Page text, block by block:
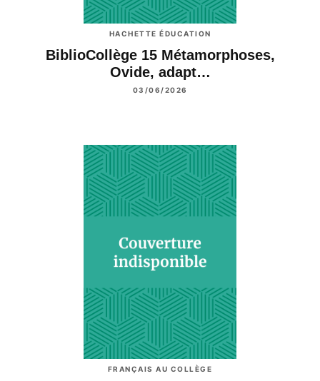
HACHETTE ÉDUCATION
BiblioCollège 15 Métamorphoses,
Ovide, adapt…
03/06/2026
FRANÇAIS AU COLLÈGE